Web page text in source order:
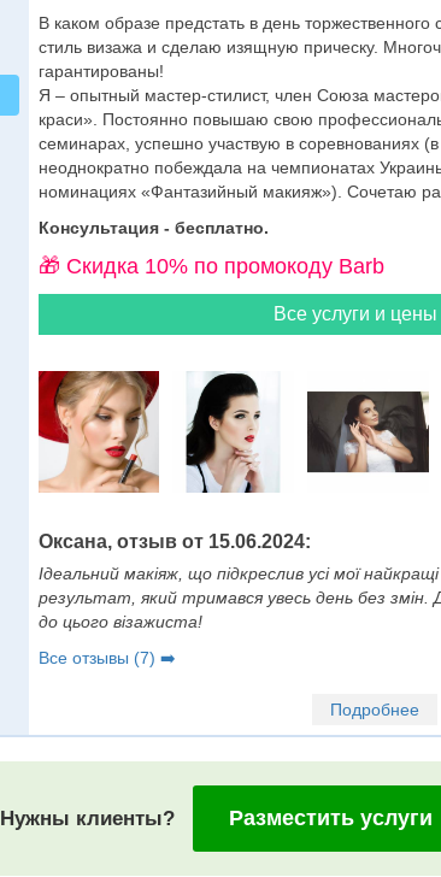
В каком образе предстать в день
стиль визажа и сделаю изящную прическу.
гарантированы!
Я – опытный мастер-стилист, член Союза
краси». Постоянно повышаю свою
семинарах, успешно участвую в соревнованиях
неоднократно побеждала на чемпионатах
номинациях «Фантазийный макияж»). Сочетаю
Консультация - бесплатно.
🎁 Cкидка 10% по промокоду Barb
Все услуги и
Оксана, отзыв от 15.06.2024:
Ідеальний макіяж, що підкреслив усі мої
результат, який тримався увесь день без
до цього візажиста!
Все отзывы (7) ➡️
Подробнее
Нужны клиенты? Разместить услуги